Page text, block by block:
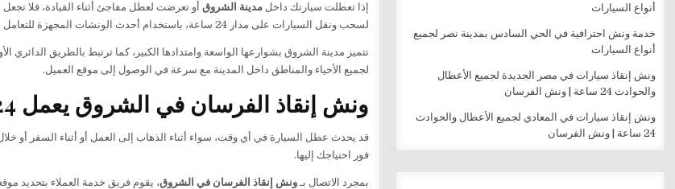
إذا تعطلت سيارتك داخلمدينة الشروق أو تعرضت لعطل مفاجئ أثناء القيادة، فلا
لسحب ونقل السيارات على مدار 24 ساعة، باستخدام أحدث الونشات المجهزة للتعامل مع جميع أنواع السيارات.
تتميز مدينة الشروق بشوارعها الواسعة وامتدادها الكبير، كما ترتبط بالطريق
لجميع الأحياء والمناطق داخل المدينة مع سرعة في الوصول إلى موقع العميل.
ونش إنقاذ الفرسان في الشروق يعمل 24 ساعة
قد يحدث عطل السيارة في أي وقت، سواء أثناء الذهاب إلى العمل أو أثناء السفر أو
فور احتياجك إليها.
بمجرد الاتصال بـونش إنقاذ الفرسان في الشروق، يقوم فريق خدمة العملاء بتحديد
أنواع السيارات
خدمة ونش احترافية في الحي السادس بمدينة نصر لجميع
أنواع السيارات
ونش إنقاذ سيارات في مصر الجديدة لجميع الأعطال
والحوادث 24 ساعة | ونش الفرسان
ونش إنقاذ سيارات في المعادي لجميع الأعطال والحوادث
24 ساعة | ونش الفرسان